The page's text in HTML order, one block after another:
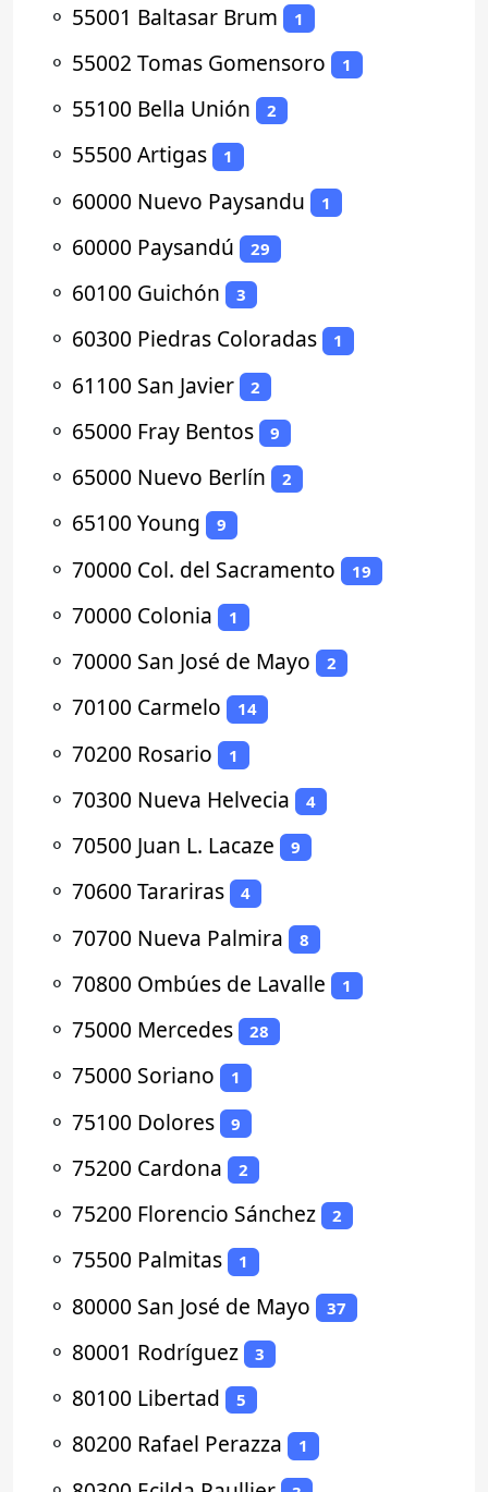
⚬ 55001 Baltasar Brum 1
⚬ 55002 Tomas Gomensoro 1
⚬ 55100 Bella Unión 2
⚬ 55500 Artigas 1
⚬ 60000 Nuevo Paysandu 1
⚬ 60000 Paysandú 29
⚬ 60100 Guichón 3
⚬ 60300 Piedras Coloradas 1
⚬ 61100 San Javier 2
⚬ 65000 Fray Bentos 9
⚬ 65000 Nuevo Berlín 2
⚬ 65100 Young 9
⚬ 70000 Col. del Sacramento 19
⚬ 70000 Colonia 1
⚬ 70000 San José de Mayo 2
⚬ 70100 Carmelo 14
⚬ 70200 Rosario 1
⚬ 70300 Nueva Helvecia 4
⚬ 70500 Juan L. Lacaze 9
⚬ 70600 Tarariras 4
⚬ 70700 Nueva Palmira 8
⚬ 70800 Ombúes de Lavalle 1
⚬ 75000 Mercedes 28
⚬ 75000 Soriano 1
⚬ 75100 Dolores 9
⚬ 75200 Cardona 2
⚬ 75200 Florencio Sánchez 2
⚬ 75500 Palmitas 1
⚬ 80000 San José de Mayo 37
⚬ 80001 Rodríguez 3
⚬ 80100 Libertad 5
⚬ 80200 Rafael Perazza 1